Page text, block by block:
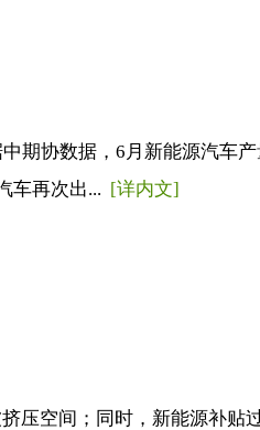
协数据，6月新能源汽车
车再次出... [详内文]
压空间；同时，新能源补贴